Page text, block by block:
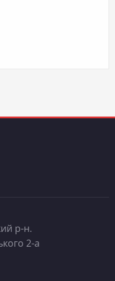
р-н.
2-а